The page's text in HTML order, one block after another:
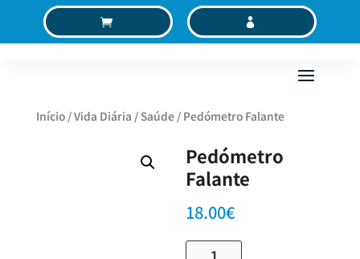
C MC
Início/Vida Diária / Saúde/ Pedómetro Falante
Pedómetro
Falante
18.00€
Quantidade